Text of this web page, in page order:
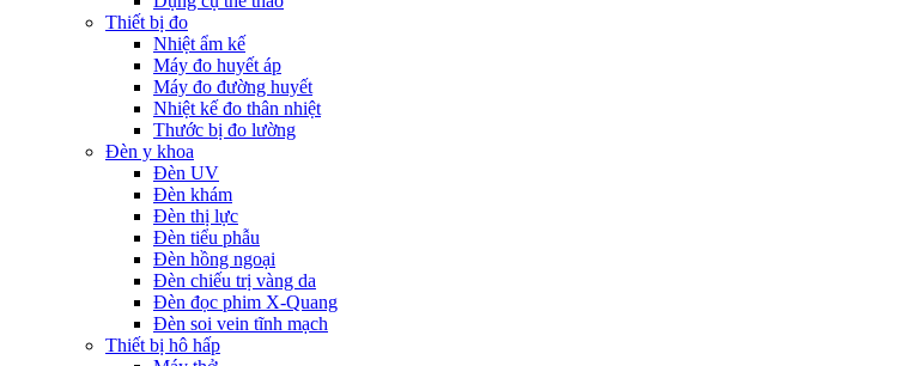
Thiết bị đo
Nhiệt ẩm kế
Máy đo huyết áp
Máy đo đường huyết
Nhiệt kế đo thân nhiệt
Thước bị đo lường
Đèn y khoa
Đèn UV
Đèn khám
Đèn thị lực
Đèn tiểu phẫu
Đèn hồng ngoại
Đèn chiếu trị vàng da
Đèn đọc phim X-Quang
Đèn soi vein tĩnh mạch
Thiết bị hô hấp